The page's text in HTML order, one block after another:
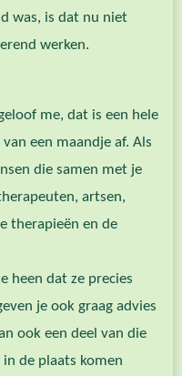
was, is dat nu niet
werken.
me, dat is een hele
een maandje af. Als
die samen met je
artsen,
therapieën en de
heen dat ze precies
je ook graag advies
ook een deel van die
de plaats komen